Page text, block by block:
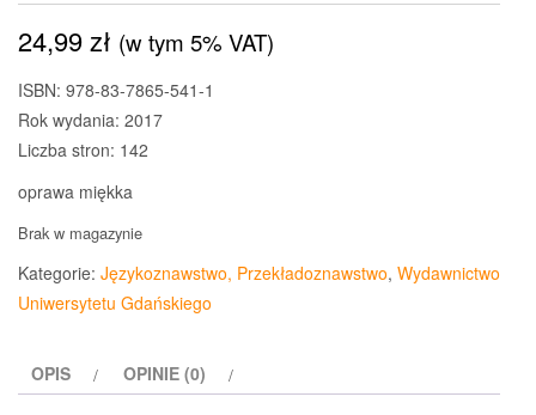
24,99zł (w tym 5% VAT)
ISBN: 978-83-7865-541-1
Rok wydania: 2017
Liczba stron: 142
oprawa miękka
Brak w magazynie
Kategorie: Językoznawstwo, Przekładoznawstwo, Wydawnictwo
Uniwersytetu Gdańskiego
OPIS OPINIE (0)